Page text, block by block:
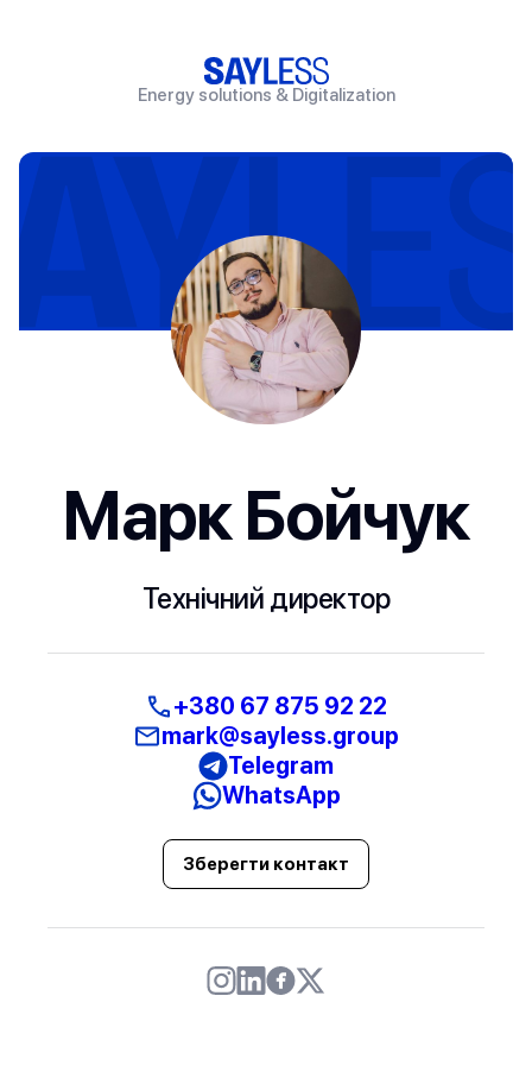
Energy solutions & Digitalization
Марк Бойчук
Технічний директор
+380 67 875 92 22
mark@sayless.group
Telegram
WhatsApp
Зберегти контакт